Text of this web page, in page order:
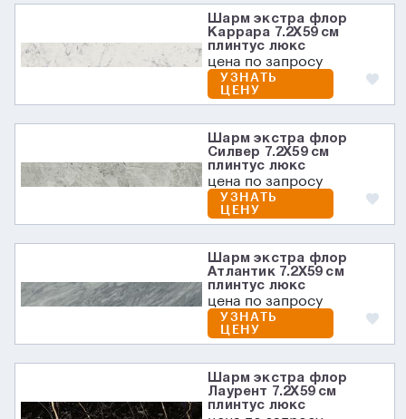
Шарм экстра флор
Каррара 7.2X59 см
плинтус люкс
цена по запросу
УЗНАТЬ
ЦЕНУ
Шарм экстра флор
Силвер 7.2X59 см
плинтус люкс
цена по запросу
УЗНАТЬ
ЦЕНУ
Шарм экстра флор
Атлантик 7.2X59 см
плинтус люкс
цена по запросу
УЗНАТЬ
ЦЕНУ
Шарм экстра флор
Лаурент 7.2X59 см
плинтус люкс